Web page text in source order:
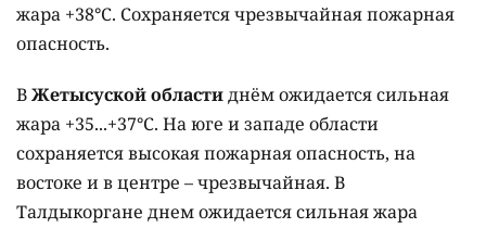
жара +38°C. Сохраняется чрезвычайная пожарная
опасность.
ВЖетысуской областиднём ожидается сильная
жара +35...+37°C. На юге и западе области
сохраняется высокая пожарная опасность, на
востоке и в центре – чрезвычайная. В
Талдыкоргане днем ожидается сильная жара